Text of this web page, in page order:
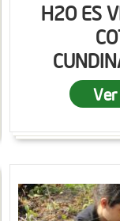
H2O ES
Ver